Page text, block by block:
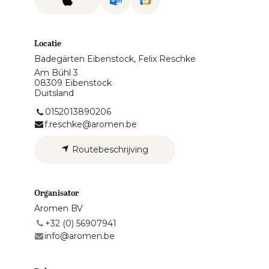
Locatie
Badegärten Eibenstock, Felix Reschke
Am Bühl 3
08309 Eibenstock
Duitsland
0152013890206
f.reschke@aromen.be
Routebeschrijving
Organisator
Aromen BV
+32 (0) 56907941
info@aromen.be